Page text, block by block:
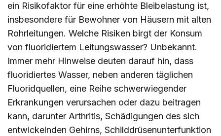
ein Risikofaktor für eine erhöhte Bleibelastung ist,
insbesondere für Bewohner von Häusern mit alten
Rohrleitungen. Welche Risiken birgt der Konsum
von fluoridiertem Leitungswasser? Unbekannt.
Immer mehr Hinweise deuten darauf hin, dass
fluoridiertes Wasser, neben anderen täglichen
Fluoridquellen, eine Reihe schwerwiegender
Erkrankungen verursachen oder dazu beitragen
kann, darunter Arthritis, Schädigungen des sich
entwickelnden Gehirns, Schilddrüsenunterfunktion